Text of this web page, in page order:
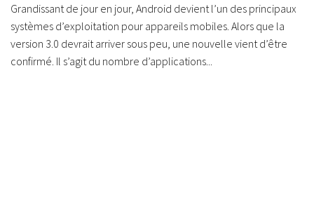
Grandissant de jour en jour, Android devient l’un des principaux
systèmes d’exploitation pour appareils mobiles. Alors que la
version 3.0 devrait arriver sous peu, une nouvelle vient d’être
confirmé. Il s’agit du nombre d’applications...